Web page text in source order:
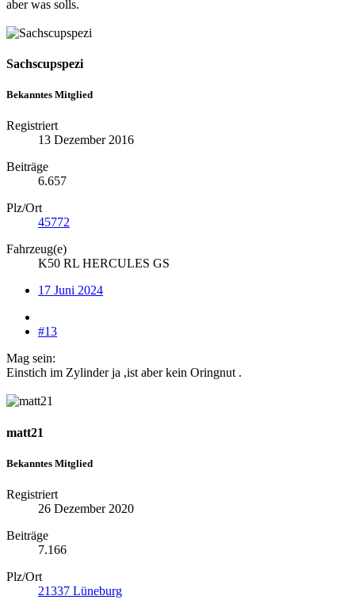
aber was solls.
Sachscupspezi
Bekanntes Mitglied
Registriert
13 Dezember 2016
Beiträge
6.657
Plz/Ort
45772
Fahrzeug(e)
K50 RL HERCULES GS
17 Juni 2024
#13
Mag sein:
Einstich im Zylinder ja ,ist aber kein Oringnut .
matt21
Bekanntes Mitglied
Registriert
26 Dezember 2020
Beiträge
7.166
Plz/Ort
21337 Lüneburg